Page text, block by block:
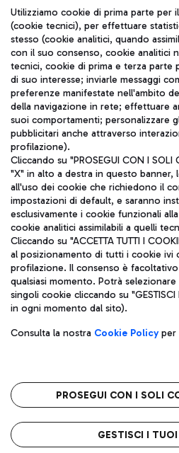
Seguici sui social
TRAVEL
ITA
Aeroporti di Roma S.p.A. - Società
coordinamento di Mundys S.p.A.
Codice fiscale e Registro delle
IVA 06572251004
Capitale sociale 62.224.743,00 int.
Sede legale: Via Pier Paolo
telefono +39 06 65951
Privacy policy
Roma
L'aeroporto
Utilizziamo cookie di prima parte per
(cookie tecnici), per effettuare
stesso (cookie analitici, quando
con il suo consenso, cookie analitici
tecnici, cookie di prima e terza
di suo interesse; inviarle messaggi
preferenze manifestate nell'ambito
della navigazione in rete; effettuare
suoi comportamenti; personalizzare
pubblicitari anche attraverso
profilazione).
Cliccando su "PROSEGUI CON I SOLI
"X" in alto a destra in questo banner,
all'uso dei cookie che richiedono il
impostazioni di default, e saranno
esclusivamente i cookie funzionali
cookie analitici assimilabili a quelli
Cliccando su "ACCETTA TUTTI I
al posizionamento di tutti i cookie ivi
profilazione. Il consenso è
qualsiasi momento. Potrà
singoli cookie cliccando su "GESTISCI
in ogni momento dal sito).
Consulta la nostra Cookie Policyper
PROSEGUI CON I SOLI
GESTISCI I